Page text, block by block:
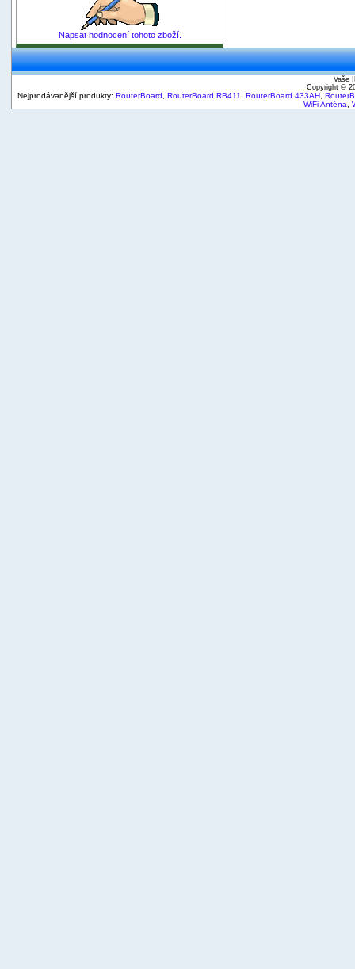
Napsat hodnocení tohoto zboží.
Vaše
Copyright ©
Nejprodávanější produkty: RouterBoard RouterBoard RB411 RouterBoard 433AH
WiFi Anténa